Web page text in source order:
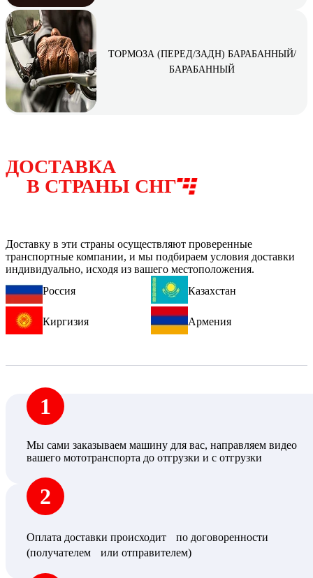
ТОРМОЗА (ПЕРЕД/ЗАДН) БАРАБАННЫЙ/
БАРАБАННЫЙ
ДОСТАВКА
В СТРАНЫ СНГ
Доставку в эти страны осуществляют проверенные
транспортные компании, и мы подбираем условия доставки
индивидуально, исходя из вашего местоположения.
Россия
Казахстан
Киргизия Армения
1
Мы сами заказываем машину для вас, направляем видео
вашего мототранспорта до отгрузки и с отгрузки
2
Оплата доставки происходит по договоренности
(получателем или отправителем)